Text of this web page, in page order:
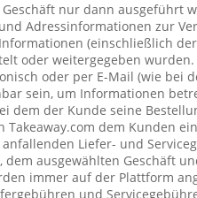
Geschäft nur dann ausgeführt
Adressinformationen zur
(einschließlich
oder weitergegeben wurden.
oder per E-Mail (wie bei
sein, um Informationen
dem der Kunde seine
Takeaway.com dem Kunden
Liefer- und
dem ausgewählten Geschäft
immer auf der Plattform
und